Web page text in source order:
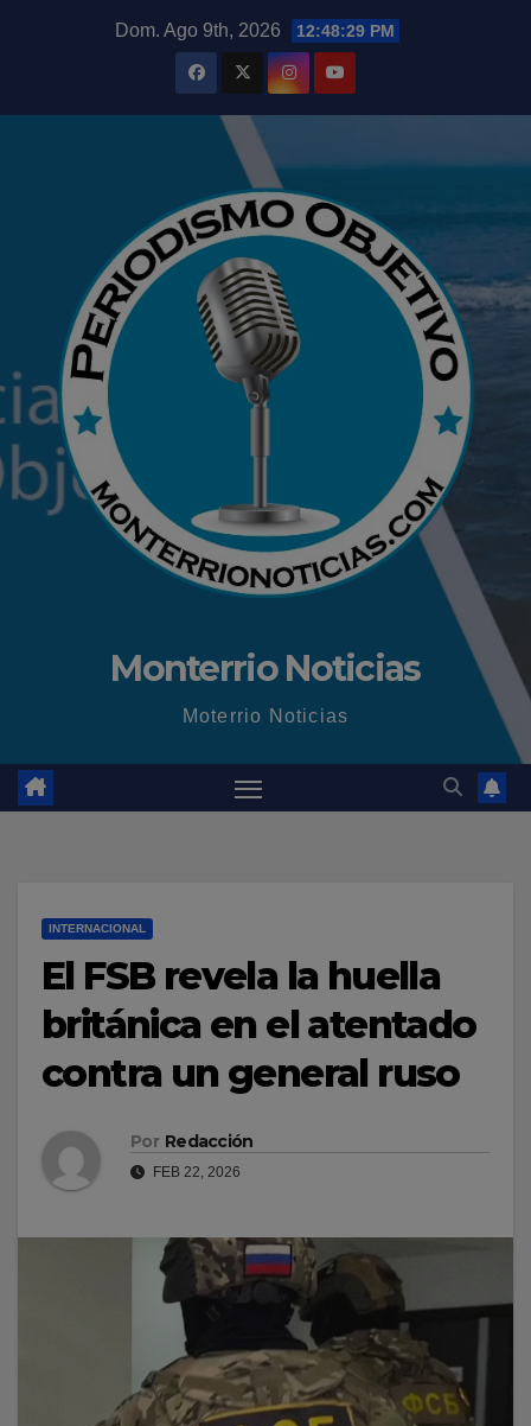
Dom. Ago 9th, 2026 12:48:31 PM
Monterrio Noticias
Moterrio Noticias
INTERNACIONAL
El FSB revela la huella
británica en el atentado
contra un general ruso
Por Redacción
FEB 22, 2026
modal-check